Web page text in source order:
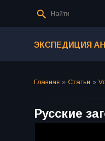
ЭКСПЕДИЦИЯ
Главная » Статьи »
Русские